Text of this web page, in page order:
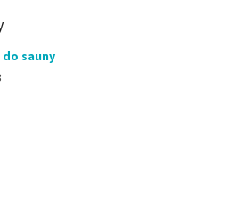
do sauny